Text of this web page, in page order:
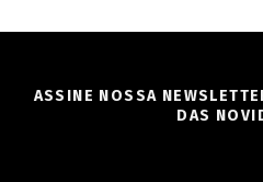
ASSINE NOSSA
DAS